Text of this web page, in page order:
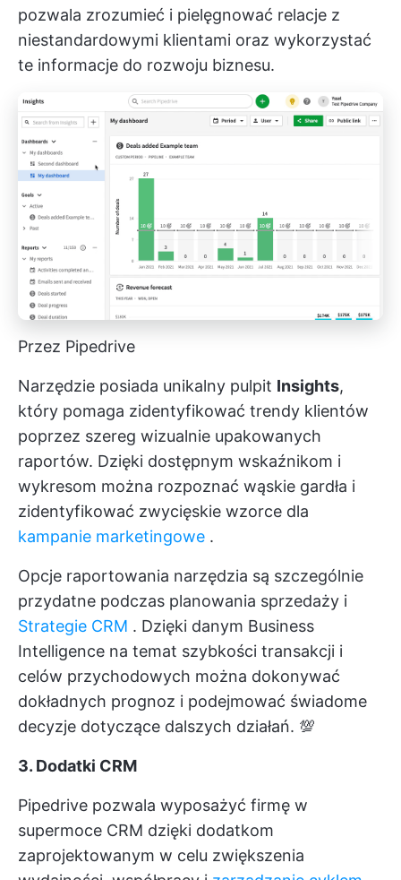
pozwala zrozumieć i pielęgnować relacje z
niestandardowymi klientami oraz wykorzystać
te informacje do rozwoju biznesu.
Przez Pipedrive
Narzędzie posiada unikalny pulpit Insights,
który pomaga zidentyfikować trendy klientów
poprzez szereg wizualnie upakowanych
raportów. Dzięki dostępnym wskaźnikom i
wykresom można rozpoznać wąskie gardła i
zidentyfikować zwycięskie wzorce dla
kampanie marketingowe .
Opcje raportowania narzędzia są szczególnie
przydatne podczas planowania sprzedaży i
Strategie CRM . Dzięki danym Business
Intelligence na temat szybkości transakcji i
celów przychodowych można dokonywać
dokładnych prognoz i podejmować świadome
decyzje dotyczące dalszych działań. 💯
3. Dodatki CRM
Pipedrive pozwala wyposażyć firmę w
supermoce CRM dzięki dodatkom
zaprojektowanym w celu zwiększenia